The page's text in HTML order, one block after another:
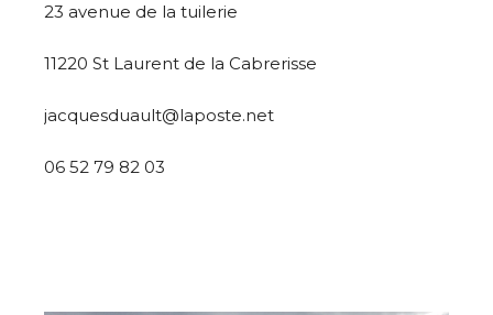
23 avenue de la tuilerie
11220 St Laurent de la Cabrerisse
jacquesduault@laposte.net
06 52 79 82 03